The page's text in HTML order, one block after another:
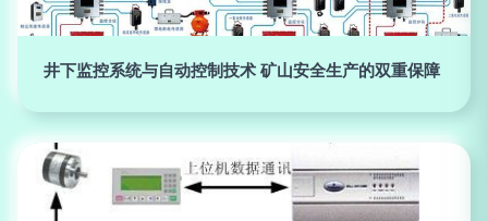
井下监控系统与自动控制技术 矿山安全生产的双重保障